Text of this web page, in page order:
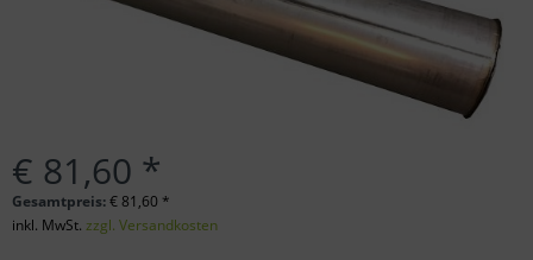
€ 81,60 *
Gesamtpreis:€81,60 *
inkl. MwSt. zzgl. Versandkosten